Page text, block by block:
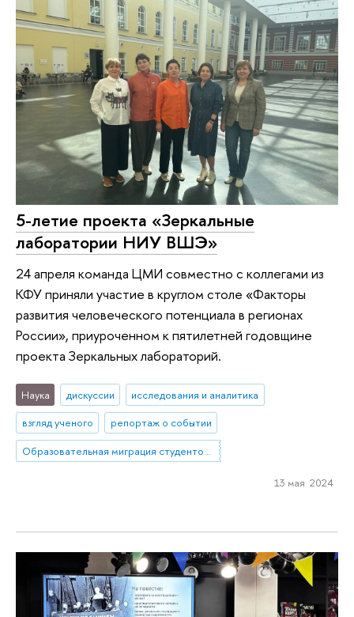
5-летие проекта «Зеркальные
лаборатории НИУ ВШЭ»
24 апреля команда ЦМИ совместно с коллегами из
КФУ приняли участие в круглом столе «Факторы
развития человеческого потенциала в регионах
России», приуроченном к пятилетней годовщине
проекта Зеркальных лабораторий.
Наука дискуссии
исследования и аналитика
взгляд ученого
репортаж о событии
Образовательная миграция студентов из небольших городов и сел в мегаполисы. Социальное включение как способ повышения устойчивости: барьеры, стратегии, успешные практики
13 мая 2024